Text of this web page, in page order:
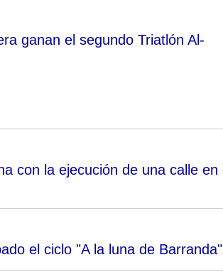
ganan el segundo Triatlón Al-
con la ejecución de una calle en
el ciclo "A la luna de Barranda"